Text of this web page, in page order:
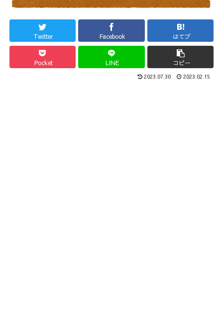
Twitter Facebook はてブ
Pocket LINE コピー
2023.07.30 2023.02.15